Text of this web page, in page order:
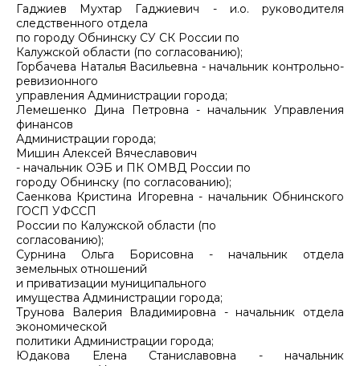
Гаджиев Мухтар Гаджиевич - и.о. руководителя
следственного отдела
по городу Обнинску СУ СК России по
Калужской области (по согласованию);
Горбачева Наталья Васильевна - начальник контрольно-
ревизионного
управления Администрации города;
Лемешенко Дина Петровна - начальник Управления
финансов
Администрации города;
Мишин Алексей Вячеславович
- начальник ОЭБ и ПК ОМВД России по
городу Обнинску (по согласованию);
Саенкова Кристина Игоревна - начальник Обнинского
ГОСП УФССП
России по Калужской области (по
согласованию);
Сурнина Ольга Борисовна - начальник отдела
земельных отношений
и приватизации муниципального
имущества Администрации города;
Трунова Валерия Владимировна - начальник отдела
экономической
политики Администрации города;
Юдакова Елена Станиславовна - начальник